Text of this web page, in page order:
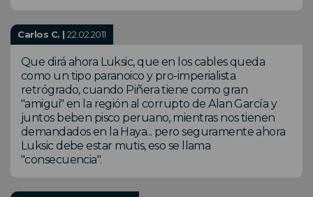
Carlos C. |22.02.2011
Que dirá ahora Luksic, que en los cables queda
como un tipo paranoico y pro-imperialista
retrógrado, cuando Piñera tiene como gran
"amigui" en la región al corrupto de Alan García y
juntos beben pisco peruano, mientras nos tienen
demandados en la Haya... pero seguramente ahora
Luksic debe estar mutis, eso se llama
"consecuencia".